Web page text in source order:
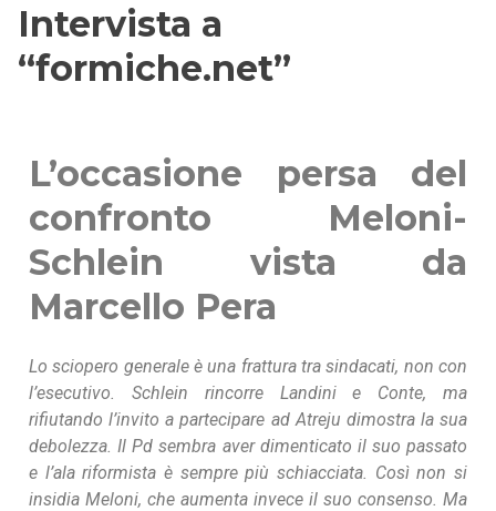
Intervista a
“formiche.net”
L’occasione persa del
confronto Meloni-
Schlein vista da
Marcello Pera
Lo sciopero generale è una frattura tra sindacati, non con
l’esecutivo. Schlein rincorre Landini e Conte, ma
rifiutando l’invito a partecipare ad Atreju dimostra la sua
debolezza. Il Pd sembra aver dimenticato il suo passato
e l’ala riformista è sempre più schiacciata. Così non si
insidia Meloni, che aumenta invece il suo consenso. Ma